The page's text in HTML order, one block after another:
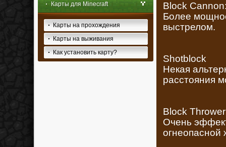
Карты для Minecraft
Карты на прохождения
Карты на выживания
Как установить карту?
Block
Более
выстрелом.
Shotblock
Некая
расстояния
Block Thrower
Очень
огнеопасной